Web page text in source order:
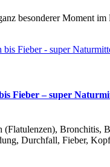
besonderer Moment im
Fieber – super
(Flatulenzen), Bronchitis,
Durchfall, Fieber,